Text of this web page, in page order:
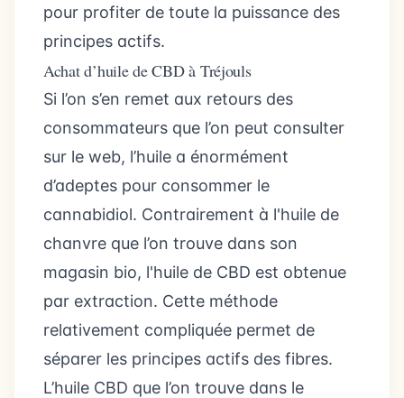
pour profiter de toute la puissance des
principes actifs.
Achat d’huile de CBD à Tréjouls
Si l’on s’en remet aux retours des
consommateurs que l’on peut consulter
sur le web, l’huile a énormément
d’adeptes pour consommer le
cannabidiol. Contrairement à l'huile de
chanvre que l’on trouve dans son
magasin bio, l'huile de CBD est obtenue
par extraction. Cette méthode
relativement compliquée permet de
séparer les principes actifs des fibres.
L’huile CBD que l’on trouve dans le